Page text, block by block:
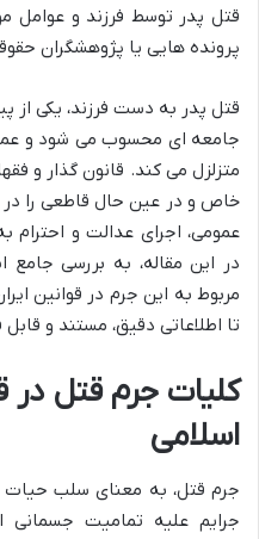
قتل پدر توسط فرزند و عوامل
پرونده هایی یا پژوهشگران
قتل پدر به دست فرزند، یکی از
جامعه ای محسوب می شود و
متزلزل می کند. قانون گذار و
خاص و در عین حال قاطعی را
عمومی، اجرای عدالت و
در این مقاله، به بررسی
مربوط به این جرم در قوانین
تا اطلاعاتی دقیق، مستند و
کلیات جرم قتل در
اسلامی
جرم قتل، به معنای سلب
جرایم علیه تمامیت